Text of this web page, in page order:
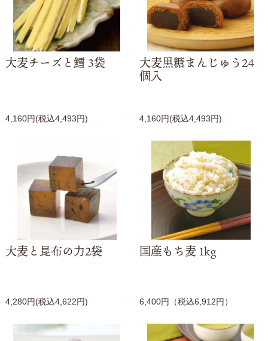
大麦チーズと鱈 3袋
4,160円(税込4,493円)
大麦黒糖まんじゅう24
個入
4,160円(税込4,493円)
大麦と昆布の力2袋
4,280円(税込4,622円)
国産もち麦 1kg
6,400円（税込6,912円）